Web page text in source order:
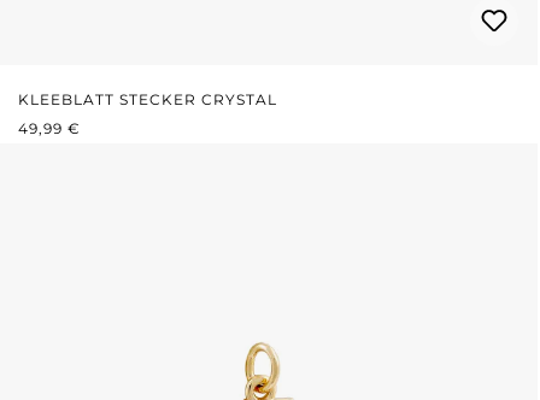
KLEEBLATT STECKER CRYSTAL
REGULÄRER PREIS:
49,99 €